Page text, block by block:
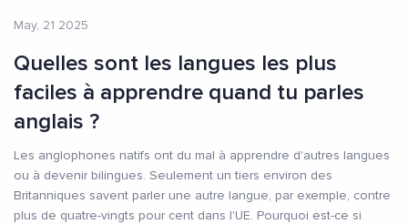
May, 21 2025
Quelles sont les langues les plus
faciles à apprendre quand tu parles
anglais ?
Les anglophones natifs ont du mal à apprendre d'autres langues
ou à devenir bilingues. Seulement un tiers environ des
Britanniques savent parler une autre langue, par exemple, contre
plus de quatre-vingts pour cent dans l'UE. Pourquoi est-ce si